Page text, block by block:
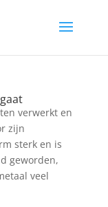
verwerkt en
zijn
sterk en is
geworden,
veel